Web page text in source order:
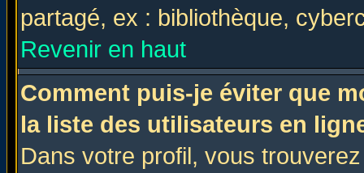
partagé, ex : bibliothèque,
Revenir en haut
Comment puis-je éviter que
la liste des utilisateurs en
Dans votre profil, vous